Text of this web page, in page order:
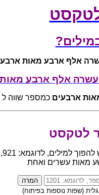
אלף ארבע מאות
עשרה אלף ארבע
ארבעים כמספר שווה ל -
לטקסט
מאות עשרים ואחת
(שפות נוספות בפיתוח)